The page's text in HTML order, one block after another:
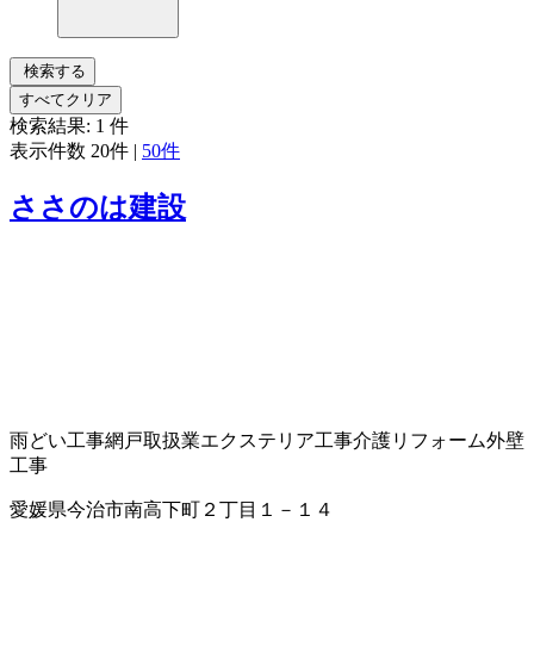
検索する
すべてクリア
検索結果: 1 件
表示件数 20件 | 50件
ささのは建設
雨どい工事網戸取扱業エクステリア工事介護リフォーム外壁
工事
愛媛県今治市南高下町２丁目１－１４